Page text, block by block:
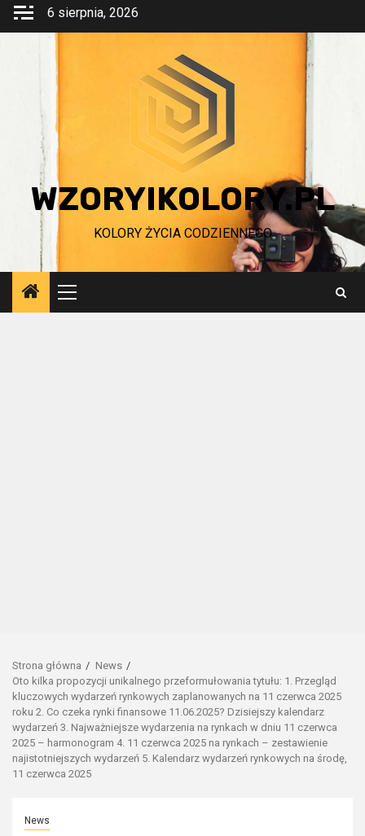
Przejdź
6 sierpnia, 2026
WZORYIKOLORY.PL
KOLORY ŻYCIA CODZIENNEGO
Menu
główne
Strona główna
News
Oto kilka propozycji unikalnego przeformułowania tytułu: 1. Przegląd
kluczowych wydarzeń rynkowych zaplanowanych na 11 czerwca 2025
roku 2. Co czeka rynki finansowe 11.06.2025? Dzisiejszy kalendarz
wydarzeń 3. Najważniejsze wydarzenia na rynkach w dniu 11 czerwca
2025 – harmonogram 4. 11 czerwca 2025 na rynkach – zestawienie
najistotniejszych wydarzeń 5. Kalendarz wydarzeń rynkowych na środę,
11 czerwca 2025
News